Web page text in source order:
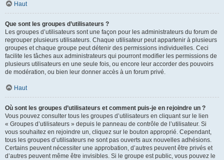
Haut
Que sont les groupes d’utilisateurs ?
Les groupes d’utilisateurs sont une façon pour les administrateurs du forum de
regrouper plusieurs utilisateurs. Chaque utilisateur peut appartenir à plusieurs
groupes et chaque groupe peut détenir des permissions individuelles. Ceci
facilite les tâches aux administrateurs qui pourront modifier les permissions de
plusieurs utilisateurs en une seule fois, ou encore leur accorder des pouvoirs
de modération, ou bien leur donner accès à un forum privé.
Haut
Où sont les groupes d’utilisateurs et comment puis-je en rejoindre un ?
Vous pouvez consulter tous les groupes d’utilisateurs en cliquant sur le lien
« Groupes d’utilisateurs » depuis le panneau de contrôle de l’utilisateur. Si
vous souhaitez en rejoindre un, cliquez sur le bouton approprié. Cependant,
tous les groupes d’utilisateurs ne sont pas ouverts aux nouvelles adhésions.
Certains peuvent nécessiter une approbation, d’autres peuvent être privés et
d’autres peuvent même être invisibles. Si le groupe est public, vous pouvez le